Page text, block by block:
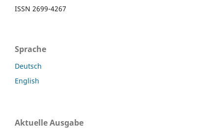
ISSN 2699-4267
Sprache
Deutsch
English
Aktuelle Ausgabe